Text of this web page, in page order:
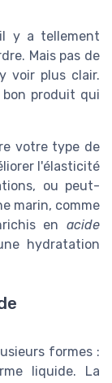
y a tellement
Mais pas de
voir plus clair.
produit qui
votre type de
l'élasticité
ou peut-
marin, comme
enacide
hydratation
formes :
liquide. La